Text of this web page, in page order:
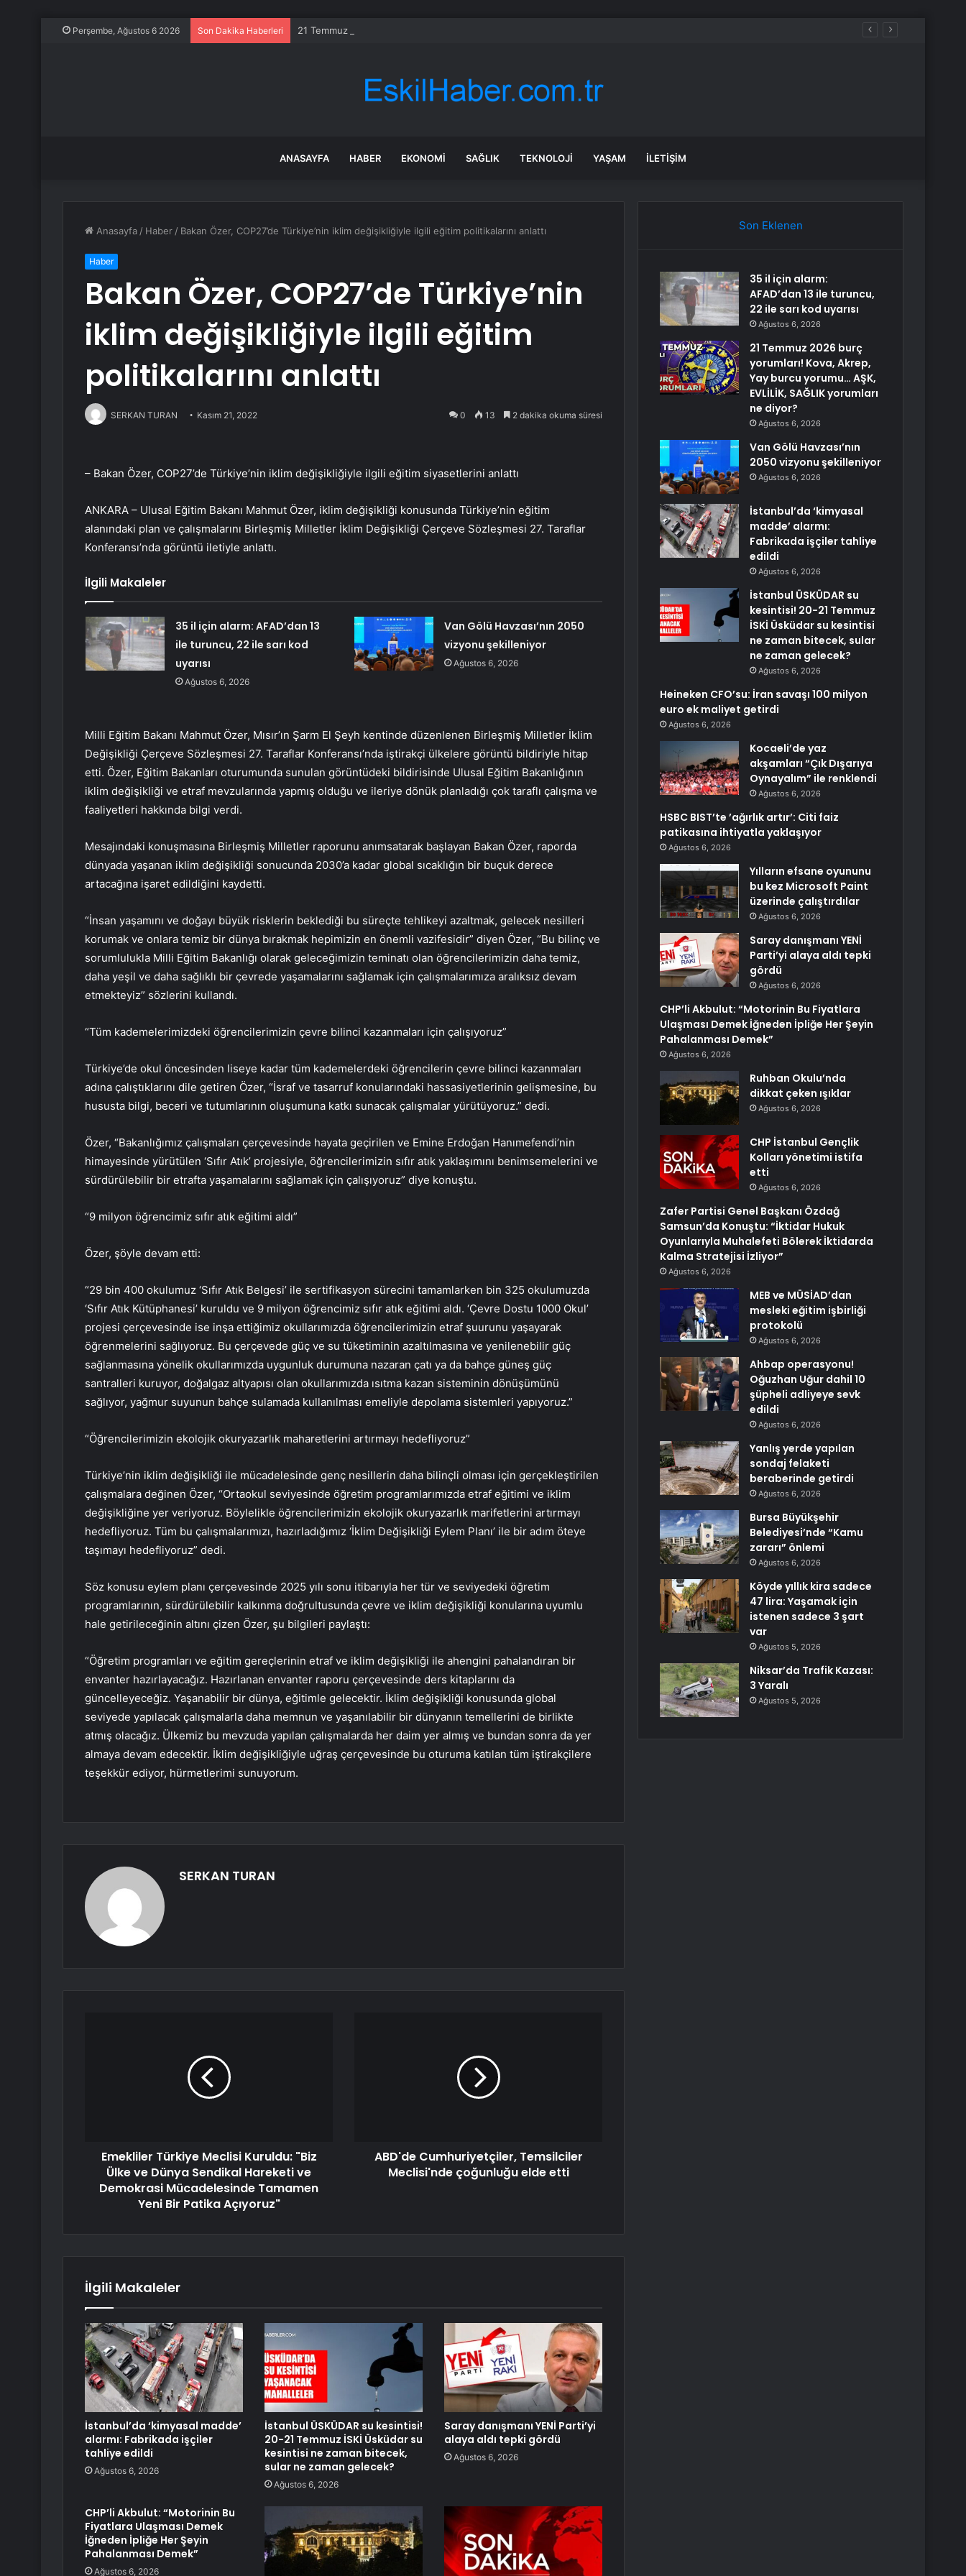
Perşembe, Ağustos 6 2026 Son Dakika Haberleri 21 Temmuz 2026 burç yorumları! Kova, Akrep, Yay burcu yorumu… AŞK, EVLİLİK, SAĞLIK yorumları ne diyor?
ANASAYFA HABER EKONOMI SAĞLIK TEKNOLOJI YAŞAM İLETIŞIM
Anasayfa / Haber / Bakan Özer, COP27’de Türkiye’nin iklim değişikliğiyle ilgili eğitim politikalarını anlattı
Haber
Bakan Özer, COP27’de Türkiye’nin
iklim değişikliğiyle ilgili eğitim
politikalarını anlattı
SERKAN TURAN Kasım 21, 2022 0 13 2 dakika okuma süresi
– Bakan Özer, COP27’de Türkiye’nin iklim değişikliğiyle ilgili eğitim siyasetlerini anlattı
ANKARA – Ulusal Eğitim Bakanı Mahmut Özer, iklim değişikliği konusunda Türkiye’nin eğitim
alanındaki plan ve çalışmalarını Birleşmiş Milletler İklim Değişikliği Çerçeve Sözleşmesi 27. Taraflar
Konferansı’nda görüntü iletiyle anlattı.
İlgili Makaleler
35 il için alarm: AFAD’dan 13
ile turuncu, 22 ile sarı kod
uyarısı
Ağustos 6, 2026
Van Gölü Havzası’nın 2050
vizyonu şekilleniyor
Ağustos 6, 2026
Milli Eğitim Bakanı Mahmut Özer, Mısır’ın Şarm El Şeyh kentinde düzenlenen Birleşmiş Milletler İklim
Değişikliği Çerçeve Sözleşmesi 27. Taraflar Konferansı’nda iştirakçi ülkelere görüntü bildiriyle hitap
etti. Özer, Eğitim Bakanları oturumunda sunulan görüntüdeki bildirisinde Ulusal Eğitim Bakanlığının
iklim değişikliği ve etraf mevzularında yapmış olduğu ve ileriye dönük planladığı çok taraflı çalışma ve
faaliyetleri hakkında bilgi verdi.
Mesajındaki konuşmasına Birleşmiş Milletler raporunu anımsatarak başlayan Bakan Özer, raporda
dünyada yaşanan iklim değişikliği sonucunda 2030’a kadar global sıcaklığın bir buçuk derece
artacağına işaret edildiğini kaydetti.
“İnsan yaşamını ve doğayı büyük risklerin beklediği bu süreçte tehlikeyi azaltmak, gelecek nesilleri
korumak ve onlara temiz bir dünya bırakmak hepimizin en önemli vazifesidir” diyen Özer, “Bu bilinç ve
sorumlulukla Milli Eğitim Bakanlığı olarak geleceğimizin teminatı olan öğrencilerimizin daha temiz,
daha yeşil ve daha sağlıklı bir çevrede yaşamalarını sağlamak için çalışmalarımıza aralıksız devam
etmekteyiz” sözlerini kullandı.
“Tüm kademelerimizdeki öğrencilerimizin çevre bilinci kazanmaları için çalışıyoruz”
Türkiye’de okul öncesinden liseye kadar tüm kademelerdeki öğrencilerin çevre bilinci kazanmaları
adına çalıştıklarını dile getiren Özer, “İsraf ve tasarruf konularındaki hassasiyetlerinin gelişmesine, bu
hususta bilgi, beceri ve tutumlarının oluşumuna katkı sunacak çalışmalar yürütüyoruz.” dedi.
Özer, “Bakanlığımız çalışmaları çerçevesinde hayata geçirilen ve Emine Erdoğan Hanımefendi’nin
himayesinde yürütülen ‘Sıfır Atık’ projesiyle, öğrencilerimizin sıfır atık yaklaşımını benimsemelerini ve
sürdürülebilir bir etrafta yaşamalarını sağlamak için çalışıyoruz” diye konuştu.
“9 milyon öğrencimiz sıfır atık eğitimi aldı”
Özer, şöyle devam etti:
“29 bin 400 okulumuz ‘Sıfır Atık Belgesi’ ile sertifikasyon sürecini tamamlarken bin 325 okulumuzda
‘Sıfır Atık Kütüphanesi’ kuruldu ve 9 milyon öğrencimiz sıfır atık eğitimi aldı. ‘Çevre Dostu 1000 Okul’
projesi çerçevesinde ise inşa ettiğimiz okullarımızda öğrencilerimizin etraf şuurunu yaşayarak
öğrenmelerini sağlıyoruz. Bu çerçevede güç ve su tüketiminin azaltılmasına ve yenilenebilir güç
sağlanmasına yönelik okullarımızda uygunluk durumuna nazaran çatı ya da bahçe güneş güç
santralleri kuruyor, doğalgaz altyapısı olan okullarımızda ısıtma kazan sisteminin dönüşümünü
sağlıyor, yağmur suyunun bahçe sulamada kullanılması emeliyle depolama sistemleri yapıyoruz.”
“Öğrencilerimizin ekolojik okuryazarlık maharetlerini artırmayı hedefliyoruz”
Türkiye’nin iklim değişikliği ile mücadelesinde genç nesillerin daha bilinçli olması için gerçekleştirilen
çalışmalara değinen Özer, “Ortaokul seviyesinde öğretim programlarımızda etraf eğitimi ve iklim
değişikliğine yer veriyoruz. Böylelikle öğrencilerimizin ekolojik okuryazarlık marifetlerini artırmayı
hedefliyoruz. Tüm bu çalışmalarımızı, hazırladığımız ‘İklim Değişikliği Eylem Planı’ ile bir adım öteye
taşımayı hedefliyoruz” dedi.
Söz konusu eylem planı çerçevesinde 2025 yılı sonu itibarıyla her tür ve seviyedeki öğretim
programlarının, sürdürülebilir kalkınma doğrultusunda çevre ve iklim değişikliği konularına uyumlu
hale getirileceğinin altını çizen Özer, şu bilgileri paylaştı:
“Öğretim programları ve eğitim gereçlerinin etraf ve iklim değişikliği ile ahengini pahalandıran bir
envanter hazırlayacağız. Hazırlanan envanter raporu çerçevesinde ders kitaplarını da
güncelleyeceğiz. Yaşanabilir bir dünya, eğitimle gelecektir. İklim değişikliği konusunda global
seviyede yapılacak çalışmalarla daha memnun ve yaşanılabilir bir dünyanın temellerini de birlikte
atmış olacağız. Ülkemiz bu mevzuda yapılan çalışmalarda her daim yer almış ve bundan sonra da yer
almaya devam edecektir. İklim değişikliğiyle uğraş çerçevesinde bu oturuma katılan tüm iştirakçilere
teşekkür ediyor, hürmetlerimi sunuyorum.
SERKAN TURAN
Emekliler Türkiye Meclisi Kuruldu: "Biz
Ülke ve Dünya Sendikal Hareketi ve
Demokrasi Mücadelesinde Tamamen
Yeni Bir Patika Açıyoruz"
ABD'de Cumhuriyetçiler, Temsilciler
Meclisi'nde çoğunluğu elde etti
İlgili Makaleler
İstanbul’da ‘kimyasal madde’
alarmı: Fabrikada işçiler
tahliye edildi
Ağustos 6, 2026
İstanbul ÜSKÜDAR su kesintisi!
20-21 Temmuz İSKİ Üsküdar su
kesintisi ne zaman bitecek,
sular ne zaman gelecek?
Ağustos 6, 2026
Saray danışmanı YENİ Parti’yi
alaya aldı tepki gördü
Ağustos 6, 2026
CHP’li Akbulut: “Motorinin Bu
Fiyatlara Ulaşması Demek
İğneden İpliğe Her Şeyin
Pahalanması Demek”
Ağustos 6, 2026
Son Eklenen
35 il için alarm:
AFAD’dan 13 ile turuncu,
22 ile sarı kod uyarısı
Ağustos 6, 2026
21 Temmuz 2026 burç
yorumları! Kova, Akrep,
Yay burcu yorumu… AŞK,
EVLİLİK, SAĞLIK yorumları
ne diyor?
Ağustos 6, 2026
Van Gölü Havzası’nın
2050 vizyonu şekilleniyor
Ağustos 6, 2026
İstanbul’da ‘kimyasal
madde’ alarmı:
Fabrikada işçiler tahliye
edildi
Ağustos 6, 2026
İstanbul ÜSKÜDAR su
kesintisi! 20-21 Temmuz
İSKİ Üsküdar su kesintisi
ne zaman bitecek, sular
ne zaman gelecek?
Ağustos 6, 2026
Heineken CFO’su: İran savaşı 100 milyon
euro ek maliyet getirdi
Ağustos 6, 2026
Kocaeli’de yaz
akşamları “Çık Dışarıya
Oynayalım” ile renklendi
Ağustos 6, 2026
HSBC BIST’te ’ağırlık artır’: Citi faiz
patikasına ihtiyatla yaklaşıyor
Ağustos 6, 2026
Yılların efsane oyununu
bu kez Microsoft Paint
üzerinde çalıştırdılar
Ağustos 6, 2026
Saray danışmanı YENİ
Parti’yi alaya aldı tepki
gördü
Ağustos 6, 2026
CHP’li Akbulut: “Motorinin Bu Fiyatlara
Ulaşması Demek İğneden İpliğe Her Şeyin
Pahalanması Demek”
Ağustos 6, 2026
Ruhban Okulu’nda
dikkat çeken ışıklar
Ağustos 6, 2026
CHP İstanbul Gençlik
Kolları yönetimi istifa
etti
Ağustos 6, 2026
Zafer Partisi Genel Başkanı Özdağ
Samsun’da Konuştu: “İktidar Hukuk
Oyunlarıyla Muhalefeti Bölerek İktidarda
Kalma Stratejisi İzliyor”
Ağustos 6, 2026
MEB ve MÜSİAD’dan
mesleki eğitim işbirliği
protokolü
Ağustos 6, 2026
Ahbap operasyonu!
Oğuzhan Uğur dahil 10
şüpheli adliyeye sevk
edildi
Ağustos 6, 2026
Yanlış yerde yapılan
sondaj felaketi
beraberinde getirdi
Ağustos 6, 2026
Bursa Büyükşehir
Belediyesi’nde “Kamu
zararı” önlemi
Ağustos 6, 2026
Köyde yıllık kira sadece
47 lira: Yaşamak için
istenen sadece 3 şart
var
Ağustos 5, 2026
Niksar’da Trafik Kazası:
3 Yaralı
Ağustos 5, 2026